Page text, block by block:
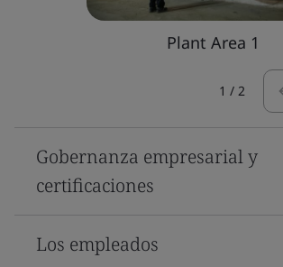
Plant Area 1
1 / 2
Gobernanza empresarial y
certificaciones
Los empleados